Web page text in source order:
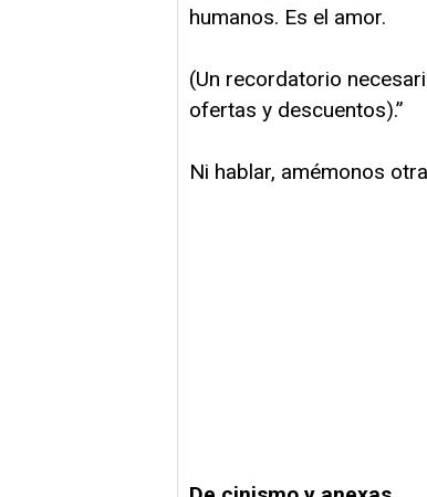
humanos. Es el amor.
(Un recordatorio
ofertas y descuentos).”
Ni hablar, amémonos